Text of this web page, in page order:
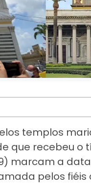
templos
que recebeu o
marcam a
pelos fiéis